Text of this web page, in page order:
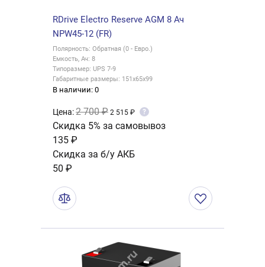
RDrive Electro Reserve AGM 8 Ач
NPW45-12 (FR)
Полярность: Обратная (0 - Евро.)
Емкость, Ач: 8
Типоразмер: UPS 7-9
Габаритные размеры: 151x65x99
В наличии: 0
Цена:2 700 ₽ 2 515 ₽ ?
Скидка 5% за самовывоз
135 ₽
Скидка за б/у АКБ
50 ₽